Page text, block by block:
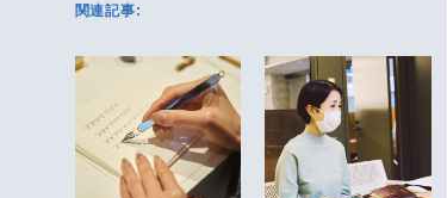
関連記事: